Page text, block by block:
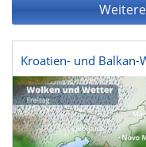
Kroatien- und Balkan-